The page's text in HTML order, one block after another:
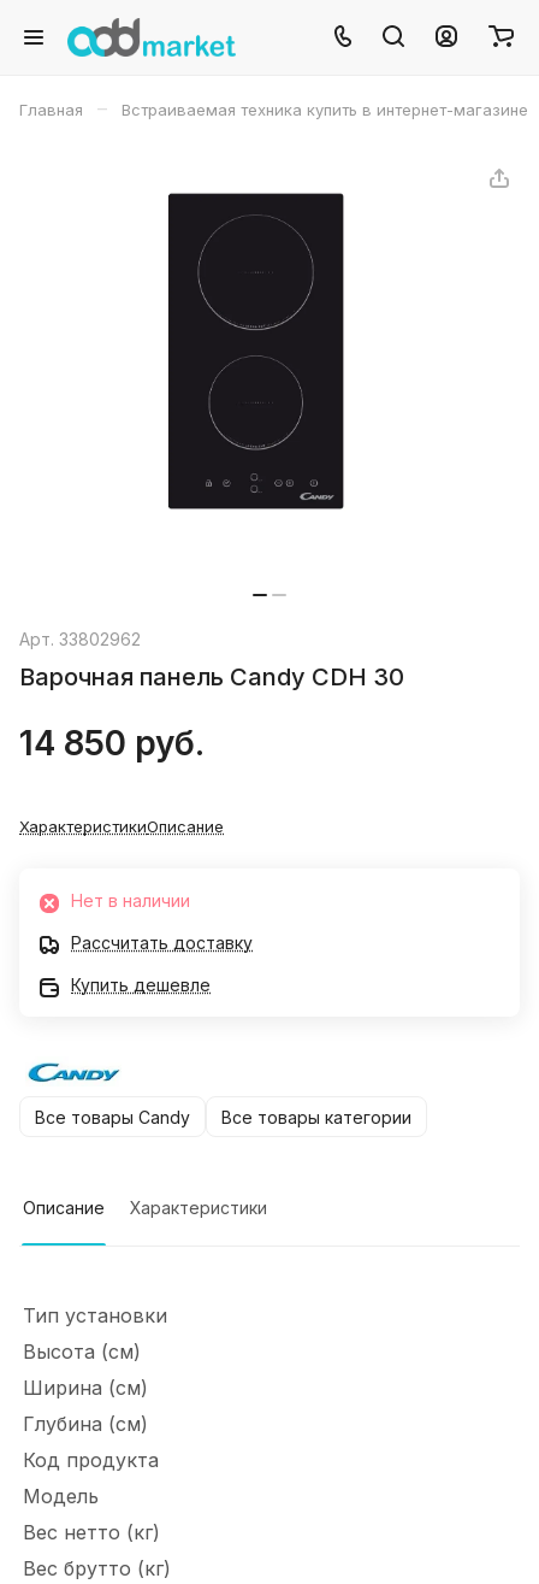
Главная – Встраиваемая техника купить в интернет-магазине
Арт. 33802962
Варочная панель Candy CDH 30
14 850 руб.
ХарактеристикиОписание
Нет в наличии
Рассчитать доставку
Купить дешевле
Все товары Candy Все товары категории
Описание Характеристики
Тип установки
Высота (см)
Ширина (см)
Глубина (см)
Код продукта
Модель
Вес нетто (кг)
Вес брутто (кг)